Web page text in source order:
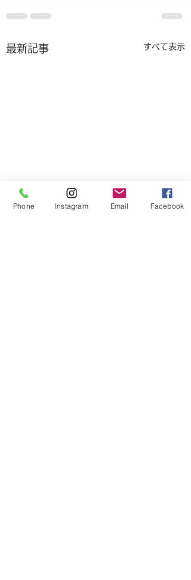
最新記事 すべて表示
Phone Instagram Email Facebook